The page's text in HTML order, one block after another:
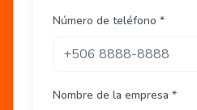
Número de teléfono *
Nombre de la empresa *